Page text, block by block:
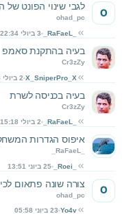
לגבי שינוי הפונט
ohad_pc
_RaFaeL_ 3 ביולי 22:34
O
בעיה בהתקנת סאמפ
Cr3zZy
X_SniperPro_X 2 ביולי 18:13
בעיה בכניסה לשרת
Cr3zZy
_RaFaeL_ 2 ביולי 15:18
איפוס הגדרות
_RaFaeL_
_Roei_ 25 ביוני 13:51
צורה שונה פתאום
ohad_pc
Yo4v 23 ביוני 05:58
O